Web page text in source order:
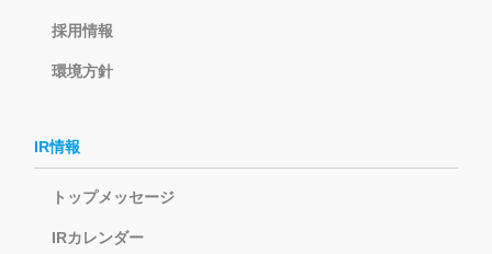
採用情報
環境方針
IR情報
トップメッセージ
IRカレンダー